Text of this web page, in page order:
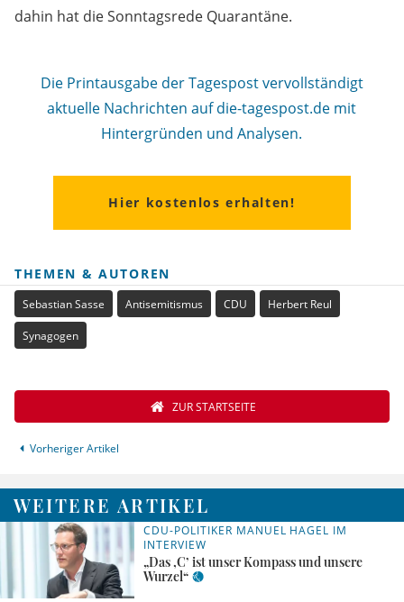
dahin hat die Sonntagsrede Quarantäne.
Die Printausgabe der Tagespost vervollständigt
aktuelle Nachrichten auf die-tagespost.de mit
Hintergründen und Analysen.
Hier kostenlos erhalten!
THEMEN & AUTOREN
Sebastian Sasse Antisemitismus CDU Herbert Reul
Synagogen
Vorheriger Artikel
ZUR STARTSEITE
WEITERE ARTIKEL
CDU-POLITIKER MANUEL HAGEL IM
INTERVIEW
„Das ‚C’ ist unser Kompass und unsere
Wurzel“